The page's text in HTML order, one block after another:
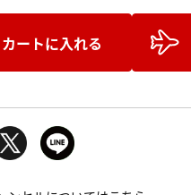
カートに入れる